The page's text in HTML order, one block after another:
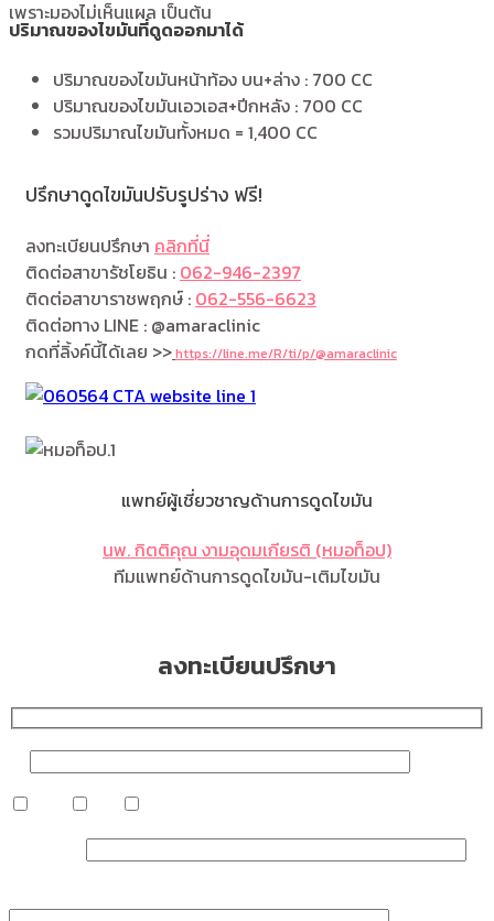
เพราะมองไม่เห็นแผล เป็นต้น
ปริมาณของไขมันที่ดูดออกมาได้
ปริมาณของไขมันหน้าท้อง บน+ล่าง : 700 CC
ปริมาณของไขมันเอวเอส+ปีกหลัง : 700 CC
รวมปริมาณไขมันทั้งหมด = 1,400 CC
ปรึกษาดูดไขมันปรับรูปร่าง ฟรี!
ลงทะเบียนปรึกษา คลิกที่นี่
ติดต่อสาขารัชโยธิน : 062-946-2397
ติดต่อสาขาราชพฤกษ์ : 062-556-6623
ติดต่อทาง LINE : @amaraclinic
กดที่ลิ้งค์นี้ได้เลย >>https://line.me/R/ti/p/@amaraclinic
แพทย์ผู้เชี่ยวชาญด้านการดูดไขมัน
นพ. กิตติคุณ งามอุดมเกียรติ (หมอท็อป)
ทีมแพทย์ด้านการดูดไขมัน-เติมไขมัน
ลงทะเบียนปรึกษา